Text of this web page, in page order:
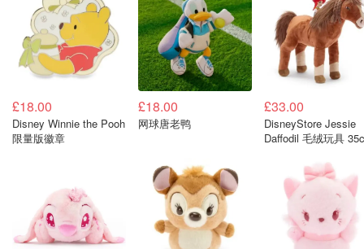
£18.00
Disney Winnie the Pooh
限量版徽章
£18.00
网球唐老鸭
£33.00
DisneyStore Jessie
Daffodil 毛绒玩具